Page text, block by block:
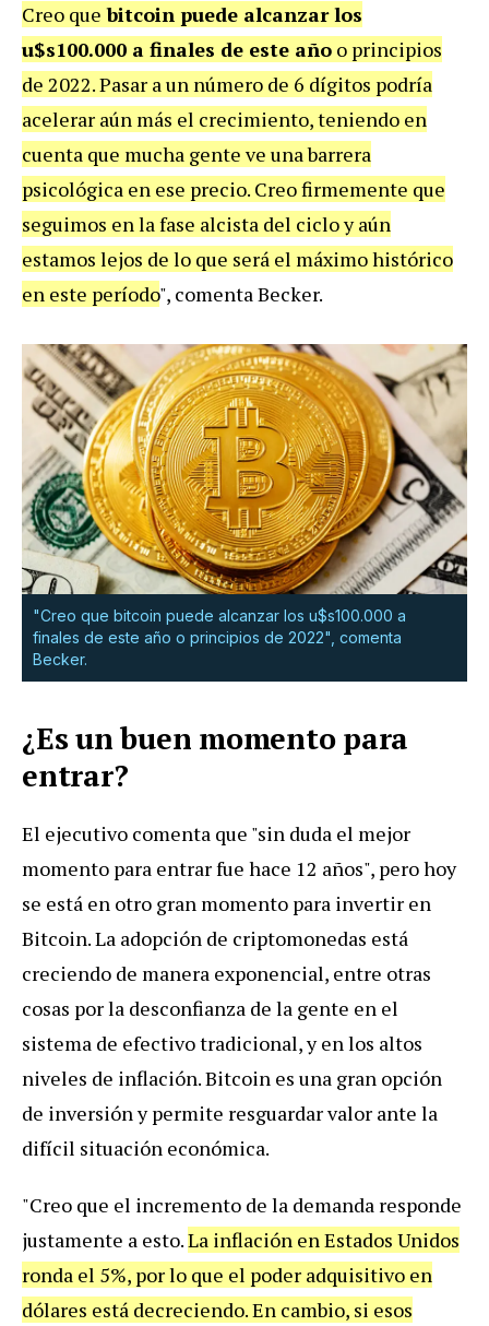
Creo que bitcoin puede alcanzar los
u$s100.000 a finales de este año o principios
de 2022. Pasar a un número de 6 dígitos podría
acelerar aún más el crecimiento, teniendo en
cuenta que mucha gente ve una barrera
psicológica en ese precio. Creo firmemente que
seguimos en la fase alcista del ciclo y aún
estamos lejos de lo que será el máximo histórico
en este período", comenta Becker.
"Creo que bitcoin puede alcanzar los u$s100.000 a
finales de este año o principios de 2022", comenta
Becker.
¿Es un buen momento para
entrar?
El ejecutivo comenta que "sin duda el mejor
momento para entrar fue hace 12 años", pero hoy
se está en otro gran momento para invertir en
Bitcoin. La adopción de criptomonedas está
creciendo de manera exponencial, entre otras
cosas por la desconfianza de la gente en el
sistema de efectivo tradicional, y en los altos
niveles de inflación. Bitcoin es una gran opción
de inversión y permite resguardar valor ante la
difícil situación económica.
"Creo que el incremento de la demanda responde
justamente a esto.La inflación en Estados Unidos
ronda el 5%, por lo que el poder adquisitivo en
dólares está decreciendo. En cambio, si esos